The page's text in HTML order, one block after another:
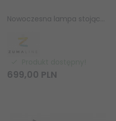
Nowoczesna lampa stojąca podłogowa czarny łuk ze złotym detalem szklana biała kula BOW 1224 Zumaline
699,00 PLN